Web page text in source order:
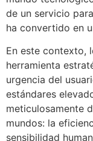
de un servicio
ha convertido en
En este contexto,
herramienta
urgencia del
estándares
meticulosamente
mundos: la
sensibilidad